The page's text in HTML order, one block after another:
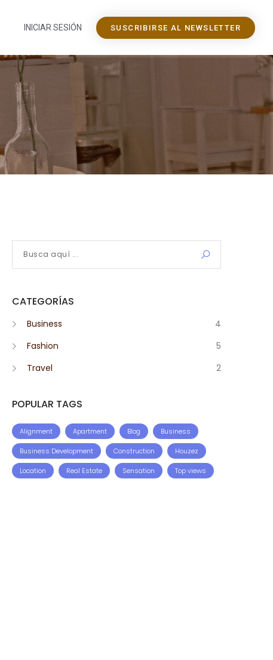
INICIAR SESIÓN SUSCRIBIRSE AL NEWSLETTER
CATEGORÍAS
Business
4
Fashion
5
Travel
2
POPULAR TAGS
Alignment Apartment Blog Business
Business Development Construction Houzez
Location Real Estate Sensation Top views